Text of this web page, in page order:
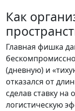
Как
Главная фишка
(дневную) и
отказался от
сделав ставку на
логистическую